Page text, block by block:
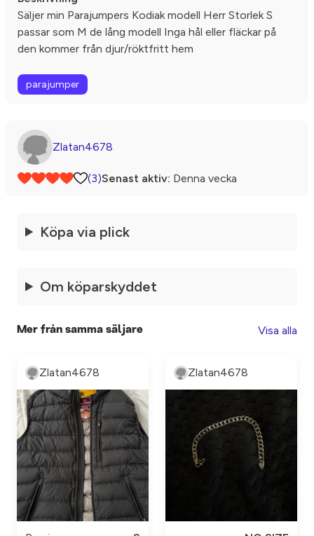
Säljer min Parajumpers Kodiak modell Herr Storlek S
passar som M de lång modell Inga hål eller fläckar på
den kommer från djur/röktfritt hem
parajumper
Zlatan4678
(3)Senast aktiv: Denna vecka
Köpa via plick
Om köparskyddet
Mer från samma säljare Visa alla
Zlatan4678 Zlatan4678